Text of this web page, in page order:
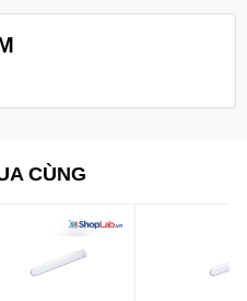
dài: 26x200mm
CÙNG